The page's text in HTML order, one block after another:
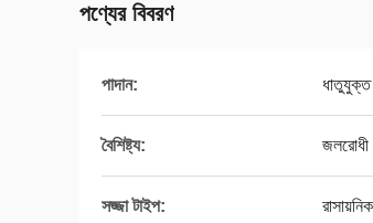
পণ্যের বিবরণ
পাদান:
বৈশিষ্ট্য: জলরোধী
সজ্জা টাইপ: